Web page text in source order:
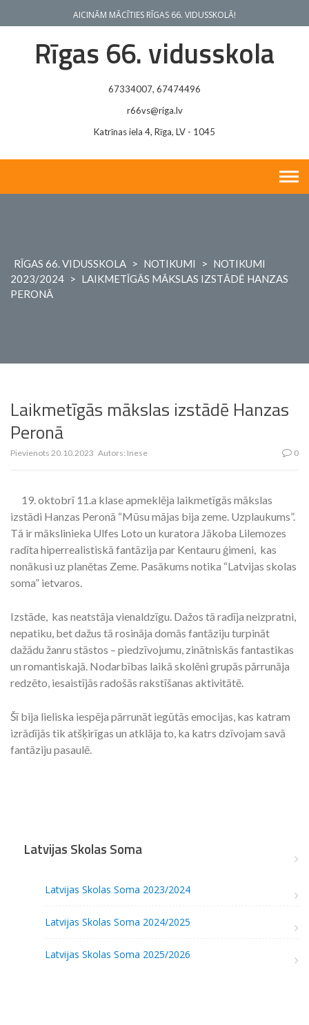
AICINĀM MĀCĪTIES RĪGAS 66. VIDUSSKOLĀ!
Rīgas 66. vidusskola
67334007, 67474496
r66vs@riga.lv
Katrīnas iela 4, Rīga, LV - 1045
RĪGAS 66. VIDUSSKOLA > NOTIKUMI > NOTIKUMI
2023/2024 > LAIKMETĪGĀS MĀKSLAS IZSTĀDĒ HANZAS
PERONĀ
Laikmetīgās mākslas izstādē Hanzas
Peronā
Pievienots 20.10.2023 Autors: Inese 0
19. oktobrī 11.a klase apmeklēja laikmetīgās mākslas
izstādi Hanzas Peronā “Mūsu mājas bija zeme. Uzplaukums”.
Tā ir mākslinieka Ulfes Loto un kuratora Jākoba Lilemozes
radīta hiperrealistiskā fantāzija par Kentauru ģimeni, kas
nonākusi uz planētas Zeme. Pasākums notika “Latvijas skolas
soma” ietvaros.
Izstāde, kas neatstāja vienaldzīgu. Dažos tā radīja neizpratni,
nepatiku, bet dažus tā rosināja domās fantāziju turpināt
dažādu žanru stāstos – piedzīvojumu, zinātniskās fantastikas
un romantiskajā. Nodarbības laikā skolēni grupās pārrunāja
redzēto, iesaistījās radošās rakstīšanas aktivitātē.
Šī bija lieliska iespēja pārrunāt iegūtās emocijas, kas katram
izrādījās tik atšķirīgas un atklāja to, ka katrs dzīvojam savā
fantāziju pasaulē.
Latvijas Skolas Soma
Latvijas Skolas Soma 2023/2024
Latvijas Skolas Soma 2024/2025
Latvijas Skolas Soma 2025/2026